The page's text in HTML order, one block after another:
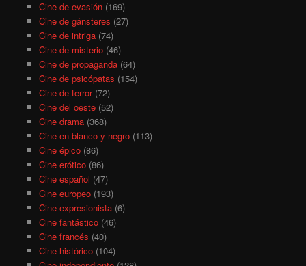
Cine de evasión(169)
Cine de gánsteres (27)
Cine de intriga(74)
Cine de misterio(46)
Cine de propaganda(64)
Cine de psicópatas (154)
Cine de terror(72)
Cine del oeste(52)
Cine drama(368)
Cine en blanco y negro(113)
Cine épico(86)
Cine erótico(86)
Cine español (47)
Cine europeo(193)
Cine expresionista(6)
Cine fantástico(46)
Cine francés (40)
Cine histórico(104)